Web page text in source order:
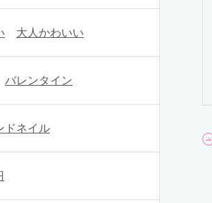
大人かわいい
バレンタイン
ドネイル